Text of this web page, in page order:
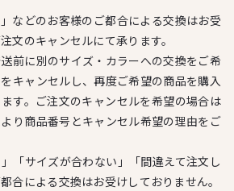
などのお客様のご都合による交換はお受
文のキャンセルにて承ります。
前に別のサイズ・カラーへの交換をご希
キャンセルし、再度ご希望の商品を購入
す。ご注文のキャンセルを希望の場合は
り商品番号とキャンセル希望の理由をご
「サイズが合わない」「間違えて注文し
合による交換はお受けしておりません。